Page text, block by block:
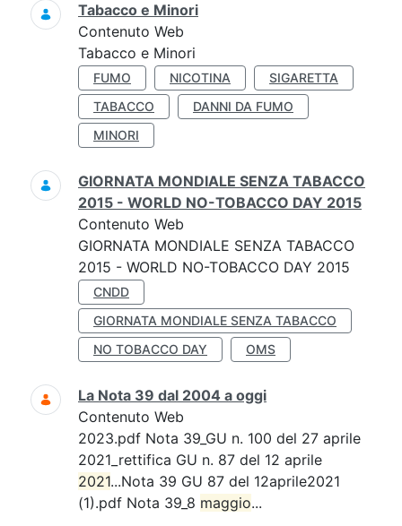
Tabacco e Minori
Contenuto Web
Tabacco e Minori
FUMO NICOTINA
SIGARETTA
TABACCO
DANNI DA FUMO
MINORI
GIORNATA MONDIALE SENZA TABACCO
2015 - WORLD NO-TOBACCO DAY 2015
Contenuto Web
GIORNATA MONDIALE SENZA TABACCO
2015 - WORLD NO-TOBACCO DAY 2015
CNDD
GIORNATA MONDIALE SENZA TABACCO
NO TOBACCO DAY
OMS
La Nota 39 dal 2004 a oggi
Contenuto Web
2023.pdf Nota 39_GU n. 100 del 27 aprile
2021_rettifica GU n. 87 del 12 aprile
2021...Nota 39 GU 87 del 12aprile2021
(1).pdf Nota 39_8 maggio...